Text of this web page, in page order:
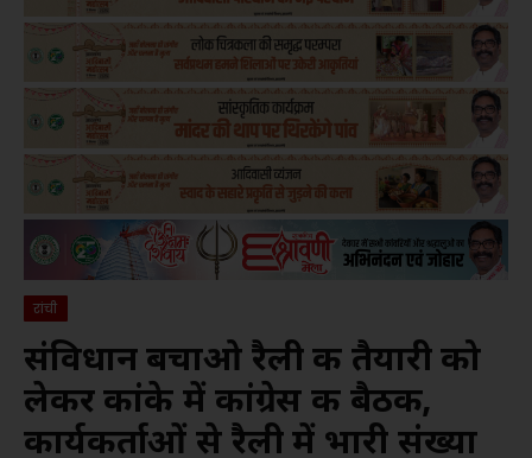
रांची
संविधान बचाओ रैली की तैयारी को
लेकर कांके में कांग्रेस की बैठक,
कार्यकर्ताओं से रैली में भारी संख्या